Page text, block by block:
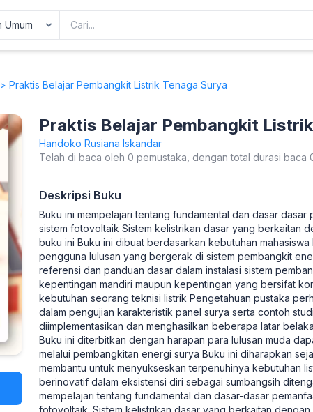
> Praktis Belajar Pembangkit Listrik Tenaga Surya
Praktis Belajar Pembangkit
Handoko Rusiana Iskandar
Telah di baca oleh 0 pemustaka, dengan total durasi baca
Deskripsi Buku
Buku ini mempelajari tentang fundamental dan dasar
sistem fotovoltaik Sistem kelistrikan dasar yang berkaitan
buku ini Buku ini dibuat berdasarkan kebutuhan
pengguna lulusan yang bergerak di sistem pembangkit
referensi dan panduan dasar dalam instalasi sistem
kepentingan mandiri maupun kepentingan yang bersifat
kebutuhan seorang teknisi listrik Pengetahuan pustaka
dalam pengujian karakteristik panel surya serta contoh
diimplementasikan dan menghasilkan beberapa latar
Buku ini diterbitkan dengan harapan para lulusan muda
melalui pembangkitan energi surya Buku ini diharapkan
membantu untuk menyukseskan terpenuhinya kebutuhan
berinovatif dalam eksistensi diri sebagai sumbangsih
mempelajari tentang fundamental dan dasar-dasar
fotovoltaik. Sistem kelistrikan dasar yang berkaitan